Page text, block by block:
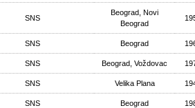
SNS
Beograd, Novi
Beograd
SNS Beograd
SNS Beograd, Voždovac
SNS Velika Plana
SNS Beograd